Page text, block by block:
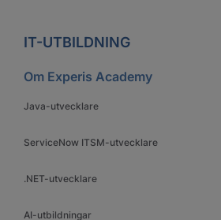
IT-UTBILDNING
Om Experis Academy
Java-utvecklare
ServiceNow ITSM-utvecklare
.NET-utvecklare
AI-utbildningar